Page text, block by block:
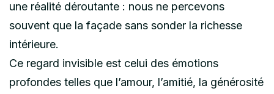
une réalité déroutante : nous ne percevons
souvent que la façade sans sonder la richesse
intérieure.
Ce regard invisible est celui des émotions
profondes telles que l’amour, l’amitié, la générosité